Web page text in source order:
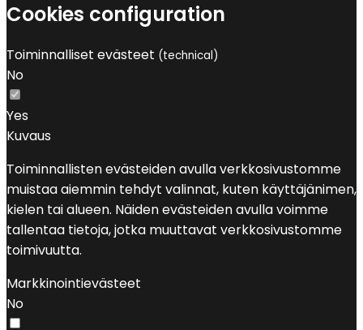
Cookies configuration
Toiminnalliset evästeet (technical)
No
Yes
Kuvaus
Toiminnallisten evästeiden avulla verkkosivustomme
muistaa aiemmin tehdyt valinnat, kuten käyttäjänimen,
kielen tai alueen. Näiden evästeiden avulla voimme
tallentaa tietoja, jotka muuttavat verkkosivustomme
toimivuutta.
Markkinointievästeet
No